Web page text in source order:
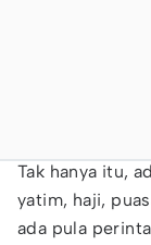
Tak hanya itu,
yatim, haji,
ada pula